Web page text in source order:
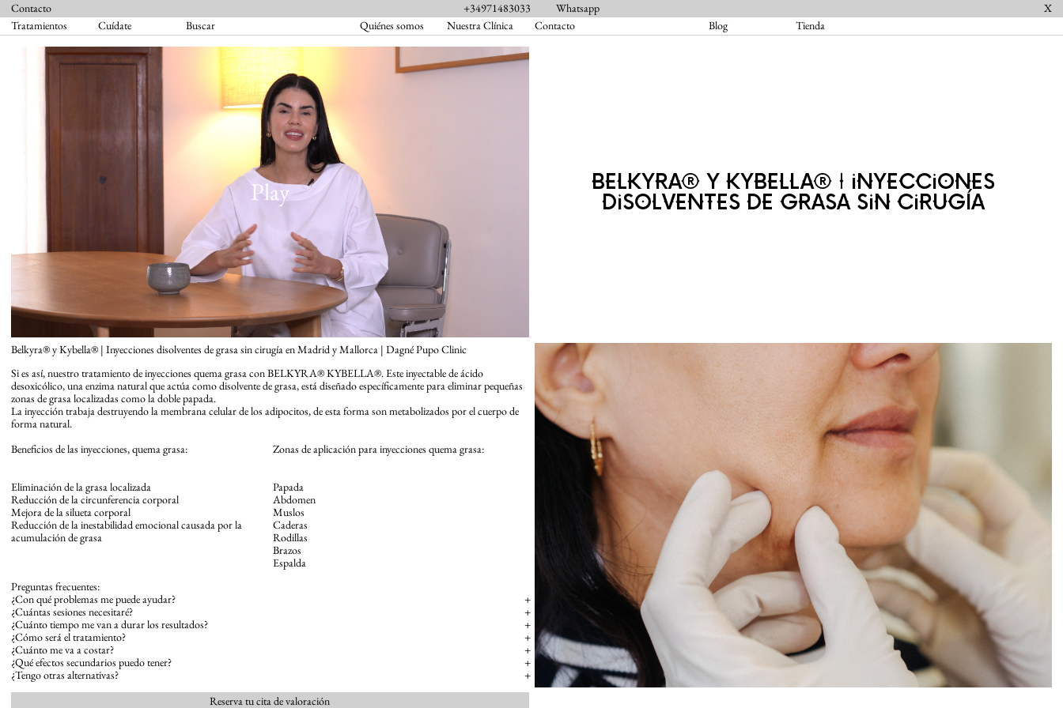
Contacto +34971483033 Whatsapp
X
Tratamientos
Cuídate Buscar Quiénes somos Nuestra Clínica Contacto Blog Tienda
BELKYRA® Y KYBELLA® | INYECCIONES
DISOLVENTES DE GRASA SIN CIRUGÍA
Belkyra® y Kybella® | Inyecciones disolventes de grasa sin cirugía en Madrid y Mallorca | Dagné Pupo Clinic
Si es así, nuestro tratamiento de inyecciones quema grasa con BELKYRA® KYBELLA®. Este inyectable de ácido
desoxicólico, una enzima natural que actúa como disolvente de grasa, está diseñado específicamente para eliminar pequeñas
zonas de grasa localizadas como la doble papada.
La inyección trabaja destruyendo la membrana celular de los adipocitos, de esta forma son metabolizados por el cuerpo de
forma natural.
Beneficios de las inyecciones, quema grasa:
Eliminación de la grasa localizada
Reducción de la circunferencia corporal
Mejora de la silueta corporal
Reducción de la inestabilidad emocional causada por la
acumulación de grasa
Zonas de aplicación para inyecciones quema grasa:
Papada
Abdomen
Muslos
Caderas
Rodillas
Brazos
Espalda
Preguntas frecuentes:
¿Con qué problemas me puede ayudar?
+
¿Cuántas sesiones necesitaré?
+
¿Cuánto tiempo me van a durar los resultados?
+
¿Cómo será el tratamiento?
+
¿Cuánto me va a costar?
+
¿Qué efectos secundarios puedo tener?
+
¿Tengo otras alternativas?
+
Reserva tu cita de valoración